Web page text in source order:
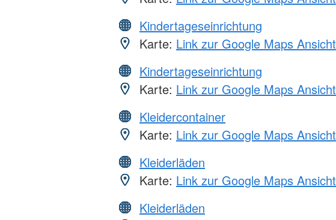
Kindertageseinrichtung
Karte: Link zur Google Maps Ansicht
Kindertageseinrichtung
Karte: Link zur Google Maps Ansicht
Kleidercontainer
Karte: Link zur Google Maps Ansicht
Kleiderläden
Karte: Link zur Google Maps Ansicht
Kleiderläden